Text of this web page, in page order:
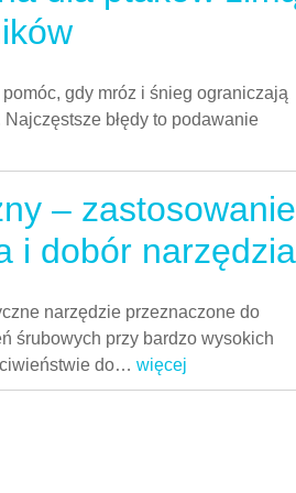
gdy mróz i śnieg ograniczają
błędy to podawanie
–
i dobór narzędzia
narzędzie przeznaczone do
śrubowych przy bardzo wysokich
do… więcej